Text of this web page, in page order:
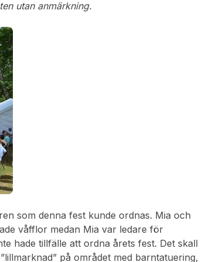
utan anmärkning.
som denna fest kunde ordnas. Mia och
våfflor medan Mia var ledare för
hade tillfälle att ordna årets fest. Det skall
på området med barntatuering,